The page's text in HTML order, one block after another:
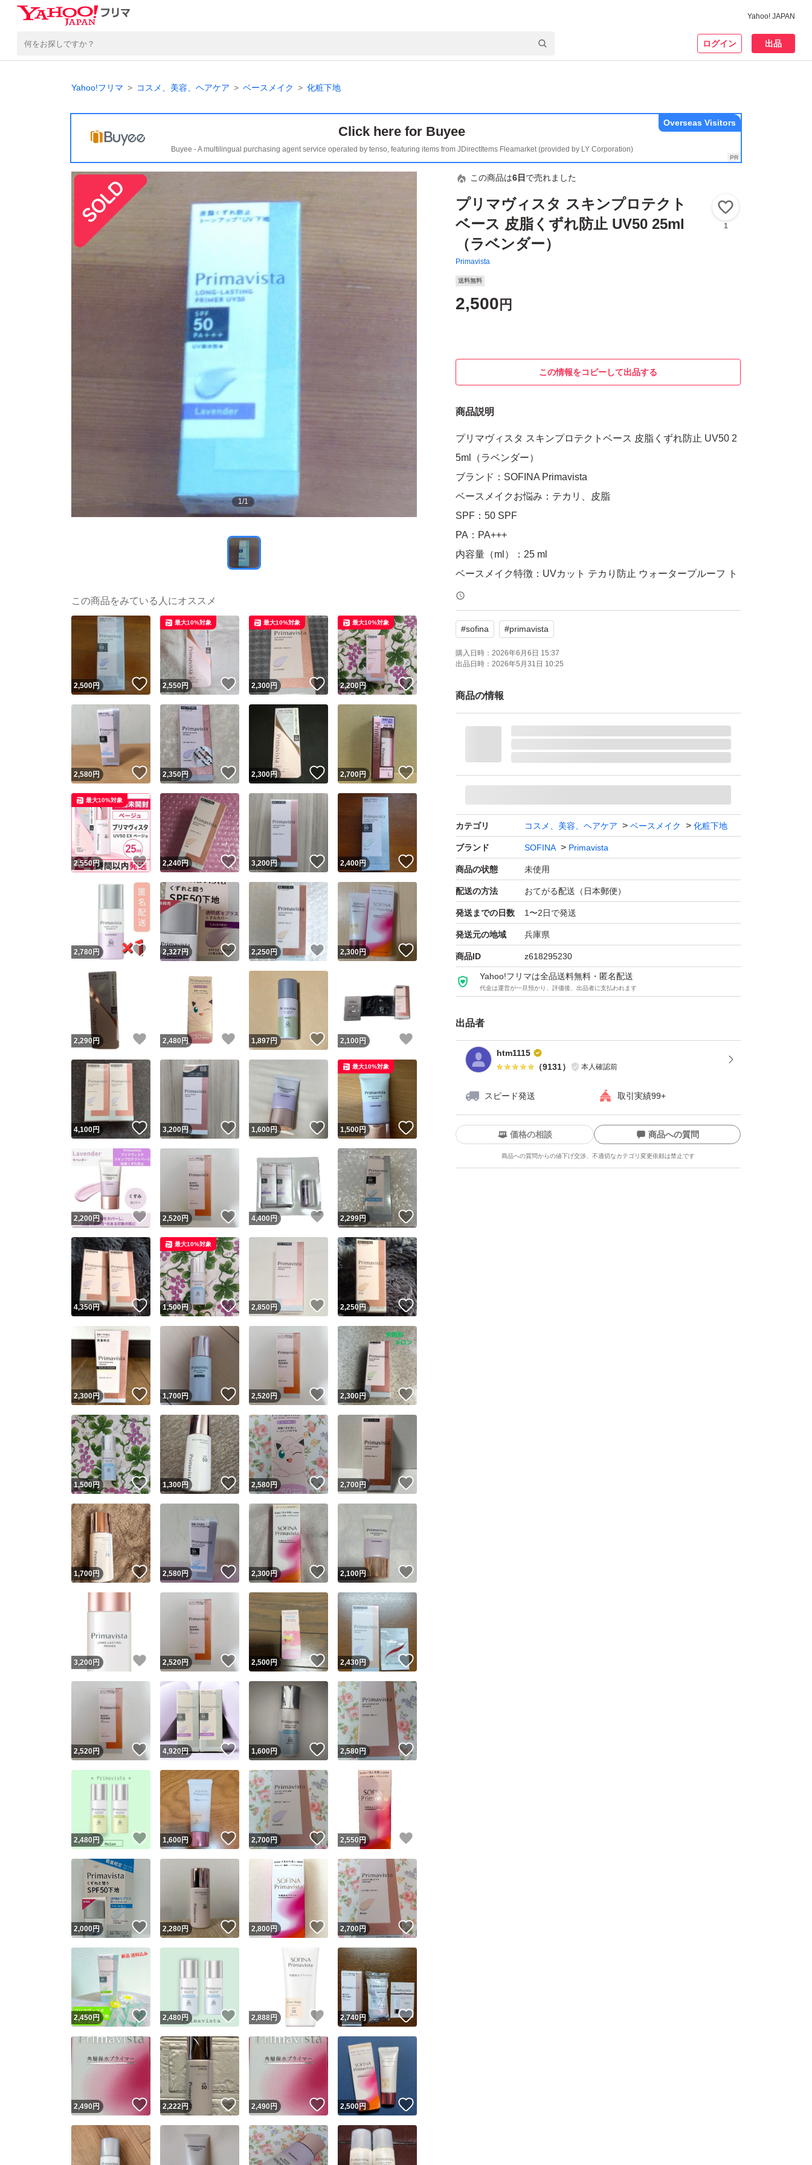
Yahoo! JAPAN
ログイン 出品
Yahoo!フリマ コスメ、美容、ヘアケア ベースメイク 化粧下地
Click here for Buyee
Buyee - A multilingual purchasing agent service operated by tenso, featuring items from JDirectItems Fleamarket (provided by LY Corporation)
Overseas Visitors
1/1
この商品は6日 で売れました
プリマヴィスタ スキンプロテクト
ベース 皮脂くずれ防止 UV50 25ml
（ラベンダー）
Primavista
1
送料無料
2,500 円
この情報をコピーして出品する
商品説明
プリマヴィスタ スキンプロテクトベース 皮脂くずれ防止 UV50 2
5ml（ラベンダー）
ブランド：SOFINA Primavista
ベースメイクお悩み：テカリ、皮脂
SPF：50 SPF
PA：PA+++
内容量（ml）：25 ml
ベースメイク特徴：UVカット テカり防止 ウォータープルーフ ト
ーンアップ効果
原産国：日本
個数：1 個
10月購入、リニューアル前商品
#sofina #primavista
購入日時： 2026年6月6日 15:37
出品日時： 2026年5月31日 10:25
商品の情報
カテゴリ コスメ、美容、ヘアケア ベースメイク 化粧下地
ブランド SOFINA Primavista
商品の状態 未使用
配送の方法 おてがる配送（日本郵便）
発送までの日数 1〜2日で発送
発送元の地域 兵庫県
商品ID z618295230
Yahoo!フリマは全品送料無料・匿名配送
代金は運営が一旦預かり、評価後、出品者に支払われます
出品者
htm1115
（9131） 本人確認前
スピード発送 取引実績99+
ユーザーの実績について
Yahoo!フリマが定めた一定の基準を満たしたユーザーにバッジを付与しています
安心取引出品者
Yahoo!フリマの基準をクリアした安心・安全なユーザーです
取引実績
このユーザーはYahoo!フリマの取引を完了させた実績があります
他フリマ実績◯+ このユーザーは他フリマサービスでの取引実績があります
スピード&安心発送
※このバッジは実績に基づく表示であり、発送を保証しているものではありません
スピード＆安心発送
このユーザーは高頻度で24時間以内＆設定した発送日数内に発送してい
ます
スピード発送 このユーザーは高頻度で24時間以内に発送しています
安心発送
価格の相談 商品への質問
商品への質問からの値下げ交渉、不適切なカテゴリ変更依頼は禁止です
この商品の情報をコピーします
商品画像の 無断転載は禁止されています
コピーは1商品につき1回です
出品ページへ
この商品をみている人にオススメ
2,500円 いいね！
2,550円 いいね！
最大10%対象
2,300円 いいね！
最大10%対象
2,200円 いいね！
最大10%対象
2,580円 いいね！
2,350円 いいね！
2,300円 いいね！
2,700円 いいね！
2,550円 いいね！
最大10%対象
2,240円 いいね！
3,200円 いいね！
2,400円
2,780 円 いいね！
2,327円 いいね！
2,250円 いいね！
2,300円
2,290円 いいね！
2,480 円 いいね！
1,897円 いいね！
2,100 円
4,100円 いいね！
3,200円 いいね！
1,600円 いいね！
1,500円
最大10%対象
2,200 円 いいね！
2,520円 いいね！
4,400円 いいね！
2,299円
4,350円 いいね！
1,500円 いいね！
最大10%対象
2,850 円 いいね！
2,250円 いいね！
2,300円 いいね！
1,700円 いいね！
2,520円 いいね！
2,300円
1,500円 いいね！
1,300円 いいね！
2,580円 いいね！
2,700円
1,700円 いいね！
2,580円 いいね！
2,300円 いいね！
2,100円
3,200 円 いいね！
2,520円 いいね！
2,500円 いいね！
2,430円
2,520円 いいね！
4,920円 いいね！
1,600円 いいね！
2,580円 いいね！
2,480円 いいね！
1,600円 いいね！
2,700円 いいね！
2,550 円
2,000円 いいね！
2,280円 いいね！
2,800円 いいね！
2,700円 いいね！
2,450円 いいね！
2,480円 いいね！
2,888円 いいね！
2,740円
2,490円 いいね！
2,222円 いいね！
2,490円 いいね！
2,500円